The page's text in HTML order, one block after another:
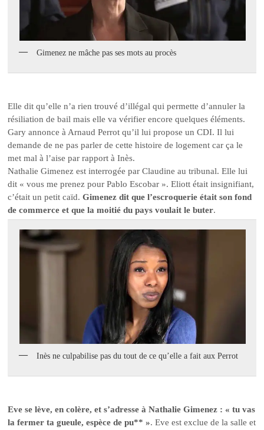
Gimenez ne mâche pas ses mots au procès
Elle dit qu’elle n’a rien trouvé d’illégal qui permette d’annuler la
résiliation de bail mais elle va vérifier encore quelques éléments.
Gary annonce à Arnaud Perrot qu’il lui propose un CDI. Il lui
demande de ne pas parler de cette histoire de logement car ça le
met mal à l’aise par rapport à Inès.
Nathalie Gimenez est interrogée par Claudine au tribunal. Elle lui
dit « vous me prenez pour Pablo Escobar ». Eliott était insignifiant,
c’était un petit caïd.Gimenez dit que l’escroquerie était son fond
de commerce et que la moitié du pays voulait le buter.
Inès ne culpabilise pas du tout de ce qu’elle a fait aux Perrot
Eve se lève, en colère, et s’adresse à Nathalie Gimenez : « tu vas
la fermer ta gueule, espèce de pu** ». Eve est exclue de la salle et